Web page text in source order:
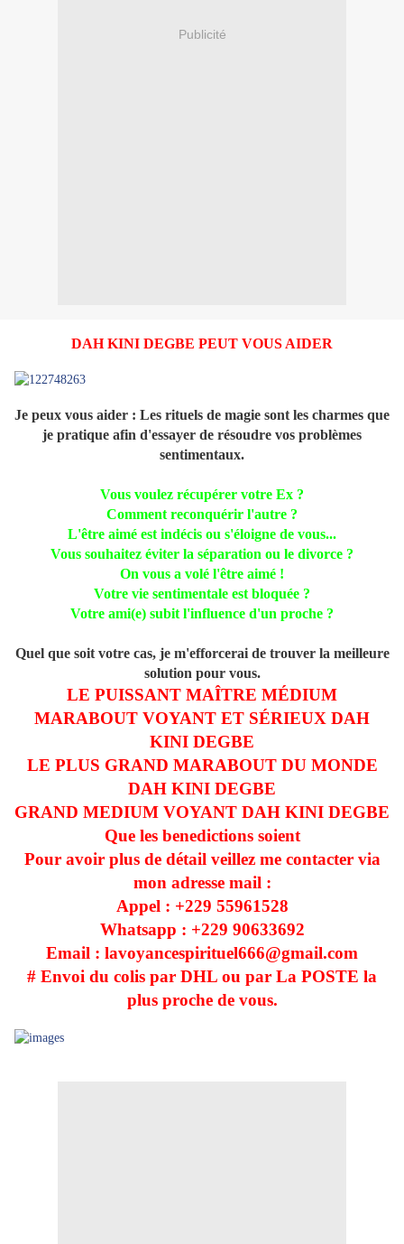
Publicité
DAH KINI DEGBE PEUT VOUS AIDER
Je peux vous aider : Les rituels de magie sont les charmes que
je pratique afin d'essayer de résoudre vos problèmes
sentimentaux.
Vous voulez récupérer votre Ex ?
Comment reconquérir l'autre ?
L'être aimé est indécis ou s'éloigne de vous...
Vous souhaitez éviter la séparation ou le divorce ?
On vous a volé l'être aimé !
Votre vie sentimentale est bloquée ?
Votre ami(e) subit l'influence d'un proche ?
Quel que soit votre cas, je m'efforcerai de trouver la meilleure
solution pour vous.
LE PUISSANT MAÎTRE MÉDIUM
MARABOUT VOYANT ET SÉRIEUX DAH
KINI DEGBE
LE PLUS GRAND MARABOUT DU MONDE
DAH KINI DEGBE
GRAND MEDIUM VOYANT DAH KINI DEGBE
Que les benedictions soient
Pour avoir plus de détail veillez me contacter via
mon adresse mail :
Appel : +229 55961528
Whatsapp : +229 90633692
Email : lavoyancespirituel666@gmail.com
# Envoi du colis par DHL ou par La POSTE la
plus proche de vous.